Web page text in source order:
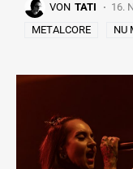
VON TATI 16.
METALCORE NU